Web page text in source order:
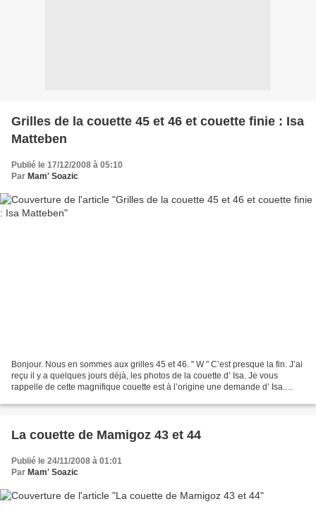
Grilles de la couette 45 et 46 et couette finie : Isa
Matteben
Publié le 17/12/2008 à 05:10
Par Mam' Soazic
Bonjour. Nous en sommes aux grilles 45 et 46. " W " C’est presque la fin. J’ai
reçu il y a quelques jours déjà, les photos de la couette d’ Isa. Je vous
rappelle de cette magnifique couette est à l’origine une demande d’ Isa.
La couette de Mamigoz 43 et 44
Publié le 24/11/2008 à 01:01
Par Mam' Soazic